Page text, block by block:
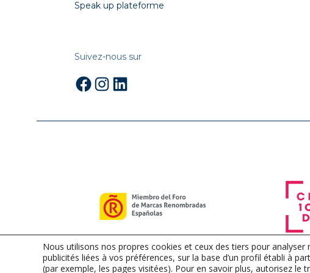
Speak up plateforme
Suivez-nous sur
Facebook
Instagram
LinkedIn
Nous utilisons nos propres cookies et ceux des tiers pour
publicités liées à vos préférences, sur la base d’un profil établi à
(par exemple, les pages visitées). Pour en savoir plus, autorisez le